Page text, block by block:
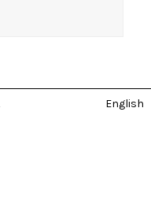
English